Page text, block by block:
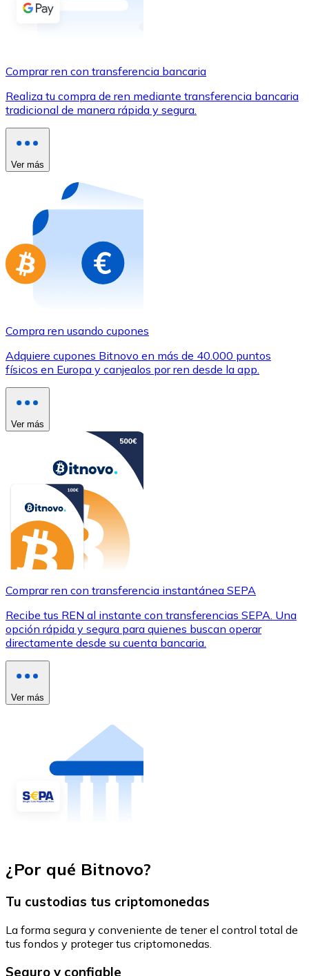
Transferencia SEPA
Utiliza tarjetas Visa y Mastercard para comprar
Comprar con tarjeta
Compra tarjetas regalo de tus marcas favoritas con
Ir a la tienda de tarjetas regalo
Comprar ren con transferencia bancaria
Realiza tu compra de ren mediante transferencia bancaria
tradicional de manera rápida y segura.
Ver más
Compra ren usando cupones
Adquiere cupones Bitnovo en más de 40.000 puntos
físicos en Europa y canjealos por ren desde la app.
Ver más
Comprar ren con transferencia instantánea SEPA
Recibe tus REN al instante con transferencias SEPA. Una
opción rápida y segura para quienes buscan operar
directamente desde su cuenta bancaria.
Ver más
¿Por qué Bitnovo?
Tu custodias tus criptomonedas
La forma segura y conveniente de tener el control total de
tus fondos y proteger tus criptomonedas.
Seguro y confiable